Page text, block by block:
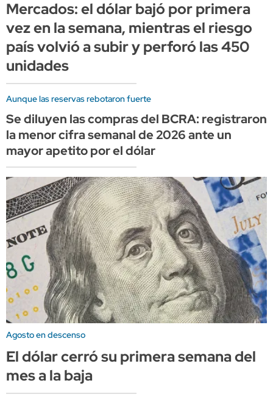
Mercados: el dólar bajó por primera
vez en la semana, mientras el riesgo
país volvió a subir y perforó las 450
unidades
Aunque las reservas rebotaron fuerte
Se diluyen las compras del BCRA: registraron
la menor cifra semanal de 2026 ante un
mayor apetito por el dólar
Agosto en descenso
El dólar cerró su primera semana del
mes a la baja